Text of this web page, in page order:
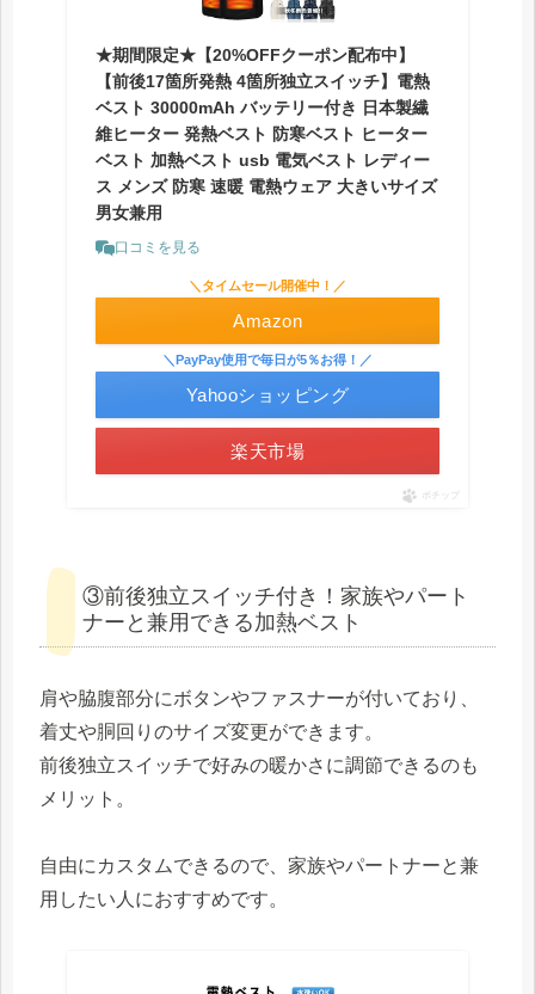
★期間限定★【20%OFFクーポン配布中】
【前後17箇所発熱 4箇所独立スイッチ】電熱
ベスト 30000mAh バッテリー付き 日本製繊
維ヒーター 発熱ベスト 防寒ベスト ヒーター
ベスト 加熱ベスト usb 電気ベスト レディー
ス メンズ 防寒 速暖 電熱ウェア 大きいサイズ
男女兼用
口コミを見る
＼タイムセール開催中！／
Amazon
楽天市場
＼PayPay使用で毎日が5％お得！／
Yahooショッピング
ポチップ
③前後独立スイッチ付き！家族やパート
ナーと兼用できる加熱ベスト
肩や脇腹部分にボタンやファスナーが付いており、
着丈や胴回りのサイズ変更ができます。
前後独立スイッチで好みの暖かさに調節できるのも
メリット。
自由にカスタムできるので、家族やパートナーと兼
用したい人におすすめです。